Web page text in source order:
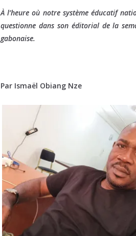
À l’heure où notre système éducatif
questionne dans son éditorial de la
gabonaise.
Par Ismaël Obiang Nze